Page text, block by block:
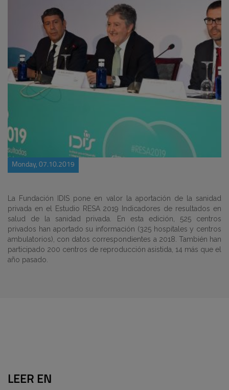
Monday, 07.10.2019
La Fundación IDIS pone en valor la aportación de la sanidad
privada en el Estudio RESA 2019 Indicadores de resultados en
salud de la sanidad privada. En esta edición, 525 centros
privados han aportado su información (325 hospitales y centros
ambulatorios), con datos correspondientes a 2018. También han
participado 200 centros de reproducción asistida, 14 más que el
año pasado.
LEER EN